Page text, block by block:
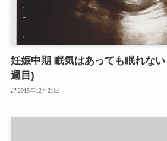
妊娠中期 眠気はあっても眠れな
週目)
2015年12月21日